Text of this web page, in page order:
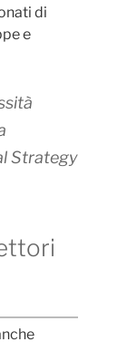
di
e
Strategy